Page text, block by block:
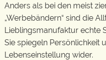
Anders als bei den meist
„Werbebändern“ sind die
Lieblingsmanufaktur echte
Sie spiegeln Persönlichkeit
Lebenseinstellung wider.